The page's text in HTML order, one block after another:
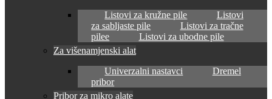
Listovi za kružne pile
Listovi
za sabljaste pile
Listovi za tračne
pilee
Listovi za ubodne pile
Za višenamjenski alat
Univerzalni nastavci
Dremel
pribor
Pribor za mikro alate